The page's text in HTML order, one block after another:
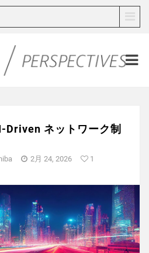
Driven ネットワーク制
2月 24, 2026 1